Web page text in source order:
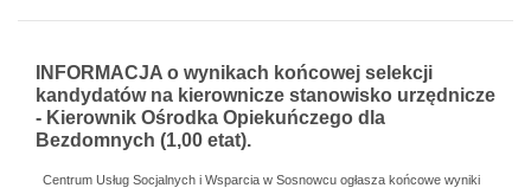
INFORMACJA o wynikach końcowej selekcji
kandydatów na kierownicze stanowisko urzędnicze
- Kierownik Ośrodka Opiekuńczego dla
Bezdomnych (1,00 etat).
Centrum Usług Socjalnych i Wsparcia w Sosnowcu ogłasza końcowe wyniki